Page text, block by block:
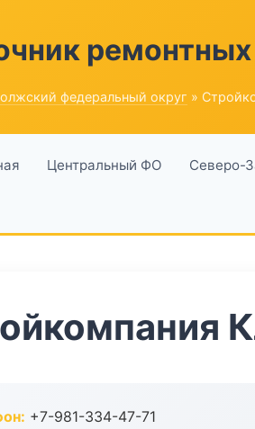
ремонтных
федеральный округ »
Центральный ФО Северо-
+7-981-334-47-71